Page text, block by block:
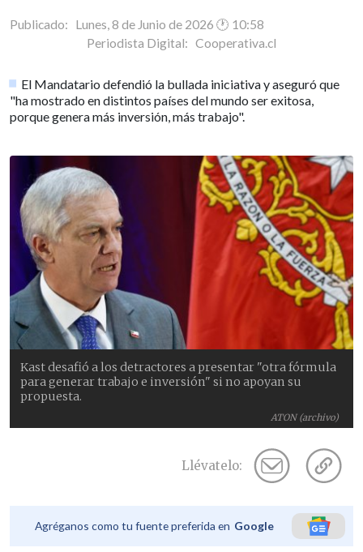
Publicado: Lunes, 8 de Junio de 2026 🕐 10:58
Periodista Digital: Cooperativa.cl
El Mandatario defendió la bullada iniciativa y aseguró que
"ha mostrado en distintos países del mundo ser exitosa,
porque genera más inversión, más trabajo".
ATON (archivo)
Kast desafió a los detractores a presentar "otra fórmula
para generar trabajo e inversión" si no apoyan su
propuesta.
Llévatelo:
Agréganos como tu fuente preferida en Google